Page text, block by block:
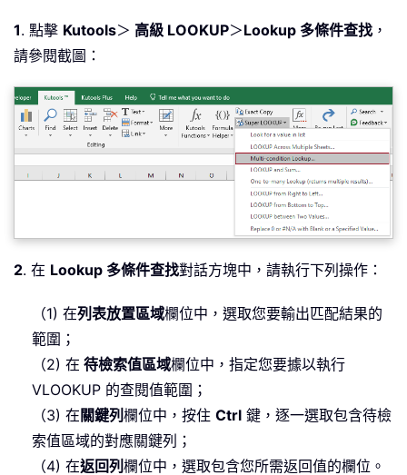
1. 點擊 Kutools＞ 高級 LOOKUP＞Lookup 多條件查找，
請參閱截圖：
2. 在 Lookup 多條件查找對話方塊中，請執行下列操作：
（1) 在列表放置區域欄位中，選取您要輸出匹配結果的
範圍；
（2) 在 待檢索值區域欄位中，指定您要據以執行
VLOOKUP 的查閱值範圍；
（3) 在關鍵列 欄位中，按住 Ctrl 鍵，逐一選取包含待檢
索值區域的對應關鍵列；
（4) 在返回列 欄位中，選取包含您所需返回值的欄位。